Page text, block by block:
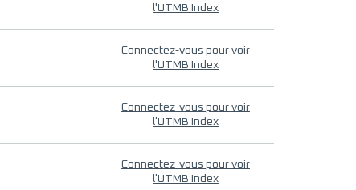
l'UTMB Index
Connectez-vous pour voir
l'UTMB Index
Connectez-vous pour voir
l'UTMB Index
Connectez-vous pour voir
l'UTMB Index